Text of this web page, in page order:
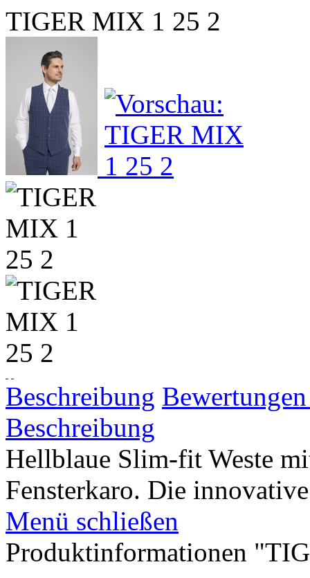
TIGER MIX 1 25 2
Beschreibung
Beschreibung
Hellblaue Slim-fit Weste
Fensterkaro. Die
Menü schließen
Produktinformationen